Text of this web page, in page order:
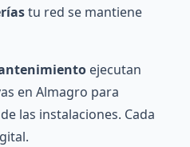
tu red se mantiene
ejecutan
en Almagro para
las instalaciones. Cada